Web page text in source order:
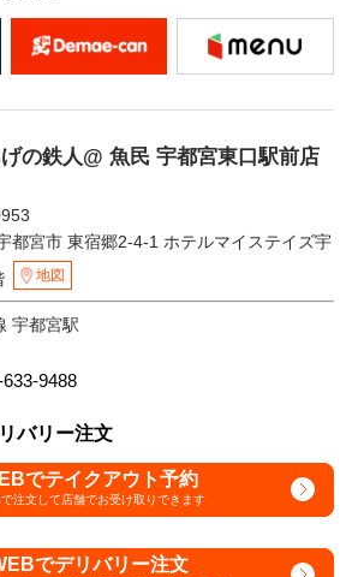
の鉄人@ 魚民 宇都宮東口駅前店
都宮市 東宿郷2-4-1 ホテルマイステイズ宇
地図
宇都宮駅
9488
バリー注文
でテイクアウト予約
注文して店舗でお受け取りできます
でデリバリー注文